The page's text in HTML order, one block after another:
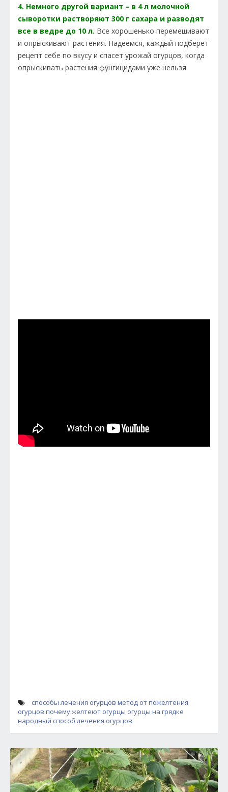
4. Немного другой вариант – в 4 л молочной
сыворотки растворяют 300 г сахара и разводят
все в ведре до 10 л. Все хорошенько перемешивают
и опрыскивают растения. Надеемся, каждый подберет
рецепт себе по вкусу и спасет урожай огурцов, когда
опрыскивать растения фунгицидами уже нельзя.
способы лечения огурцов метод от пожелтения
огурцов почему желтеют огурцы огурцы на грядке
народный способ лечения огурцов